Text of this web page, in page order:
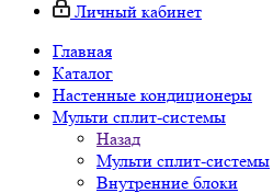
Личный кабинет
Главная
Каталог
Настенные кондиционеры
Мульти сплит-системы
Назад
Мульти сплит-системы
Внутренние блоки